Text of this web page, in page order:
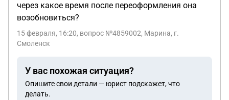
через какое время после переоформления она
возобновиться?
15 февраля, 16:20, вопрос №4859002, Марина, г.
Смоленск
У вас похожая ситуация?
Опишите свои детали — юрист подскажет, что
делать.